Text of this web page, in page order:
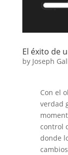
El éxito de
by Joseph
Con el
verdad
control
donde